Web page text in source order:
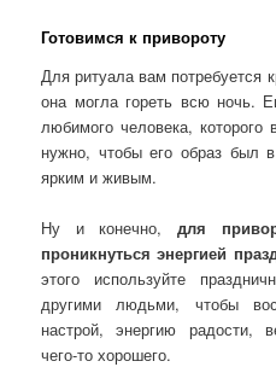
Готовимся к привороту
Для ритуала вам потребуется
она могла гореть всю ночь.
любимого человека,
нужно, чтобы его образ был
ярким и живым.
Ну и конечно,для
проникнуться энергией
этого используйте
другими людьми, чтобы
настрой, энергию радости,
чего-то хорошего.